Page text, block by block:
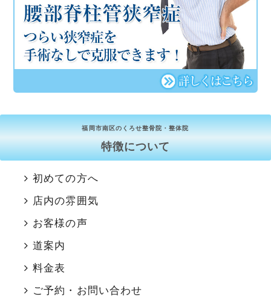
福岡市南区のくろせ整骨院・整体院
特徴について
初めての方へ
店内の雰囲気
お客様の声
道案内
料金表
ご予約・お問い合わせ